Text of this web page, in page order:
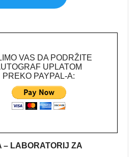
VAS DA PODRŽITE
UPLATOM
PREKO PAYPAL-A:
– LABORATORIJ ZA